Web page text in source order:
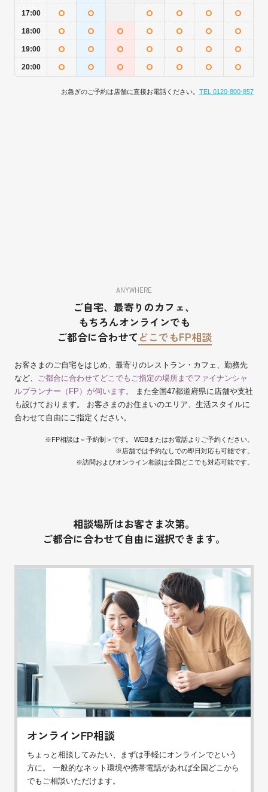
17:00
18:00
19:00
20:00
お急ぎのご予約は店舗に直接お電話ください。 TEL 0120-800-857
ANYWHERE
ご自宅、最寄りのカフェ、
もちろんオンラインでも
ご都合に合わせてどこでもFP相談
お客さまのご自宅をはじめ、最寄りのレストラン・カフェ、勤務先
など、 ご都合に合わせてどこでもご指定の場所までファイナンシャ
ルプランナー（FP）が伺います。
また全国47都道府県に店舗や支社
も設けております。 お客さまのお住まいのエリア、生活スタイルに
合わせて自由にご指定ください。
※FP相談は＜予約制＞です。 WEBまたはお電話よりご予約ください。
※店舗では予約なしでの即日対応も可能です。
※訪問およびオンライン相談は全国どこでも対応可能です。
相談場所はお客さま次第。
ご都合に合わせて自由に選択できます。
オンラインFP相談
ちょっと相談してみたい、まずは手軽にオンラインでという
方に。 一般的なネット環境や携帯電話があれば全国どこから
でもご相談いただけます。